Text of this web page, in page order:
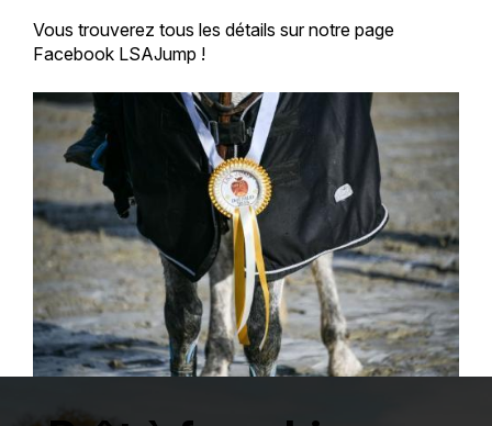
Vous trouverez tous les détails sur notre page
Facebook LSAJump !